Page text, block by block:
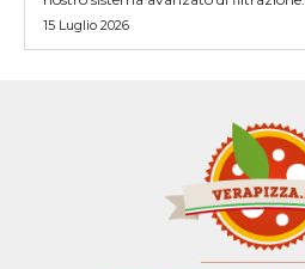
15 Luglio 2026